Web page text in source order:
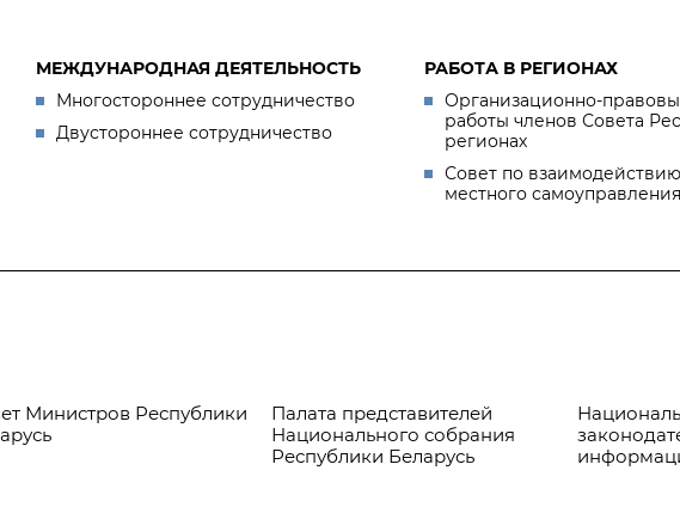
МЕЖДУНАРОДНАЯ ДЕЯТЕЛЬНОСТЬ
Многостороннее сотрудничество
Двустороннее сотрудничество
РАБОТА В РЕГИОНАХ
Организационно-
работы членов Совета
регионах
Совет по
местного самоуправления
Министров Республики
Палата представителей
Национального собрания
Республики Беларусь